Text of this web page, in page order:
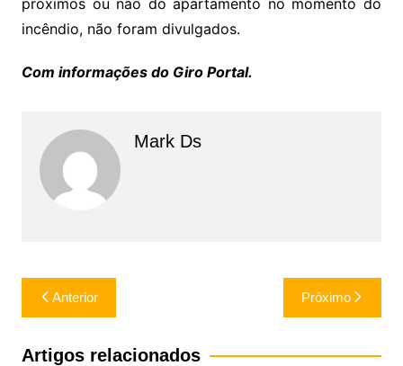
incêndio, não foram divulgados.
Com informações do Giro Portal.
Mark Ds
Navegação
de
Post
Anterior Próximo
Artigos relacionados